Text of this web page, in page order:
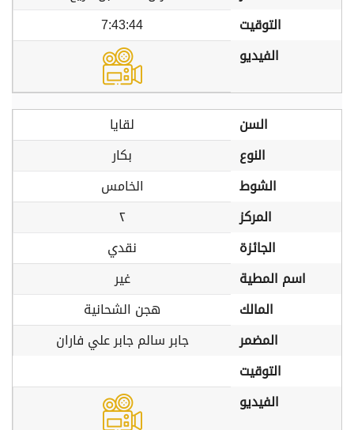
التوقيت
7:43:44
الفيديو
السن
لقايا
النوع
بكار
الشوط
الخامس
المركز
٢
الجائزة
نقدي
اسم المطية
غير
المالك
هجن الشحانية
المضمر
جابر سالم جابر علي فاران
التوقيت
الفيديو